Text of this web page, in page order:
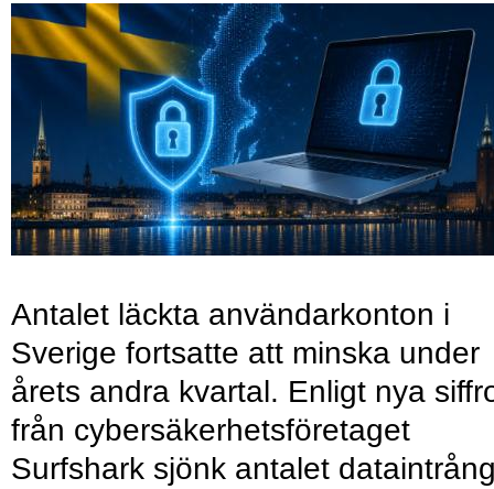
Antalet läckta användarkonton i
Sverige fortsatte att minska under
årets andra kvartal. Enligt nya
från cybersäkerhetsföretaget
Surfshark sjönk antalet